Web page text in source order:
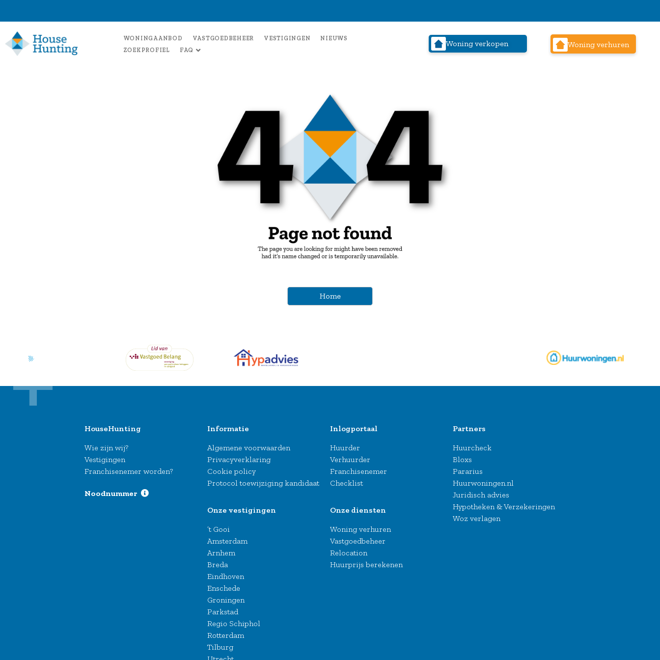
WONINGAANBOD VASTGOEDBEHEER VESTIGINGEN
NIEUWS
ZOEKPROFIEL
FAQ
Woning verkopen Woning verhuren
Home
HouseHunting
Wie zijn wij?
Vestigingen
Franchisenemer worden?
Noodnummer
Informatie
Algemene voorwaarden
Privacyverklaring
Cookie policy
Protocol toewijziging kandidaat
Onze vestigingen
’t Gooi
Amsterdam
Arnhem
Breda
Eindhoven
Enschede
Groningen
Parkstad
Regio Schiphol
Rotterdam
Tilburg
Inlogportaal
Huurder
Verhuurder
Franchisenemer
Checklist
Onze diensten
Woning verhuren
Vastgoedbeheer
Relocation
Huurprijs berekenen
Partners
Huurcheck
Bloxs
Pararius
Huurwoningen.nl
Juridisch advies
Hypotheken & Verzekeringen
Woz verlagen